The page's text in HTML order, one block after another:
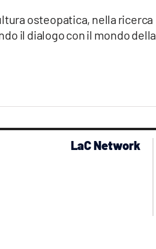
osteopatica, nella ricerca
il dialogo con il mondo della
LaC Network